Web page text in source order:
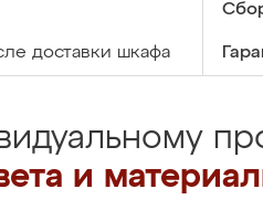
доставки шкафа
и